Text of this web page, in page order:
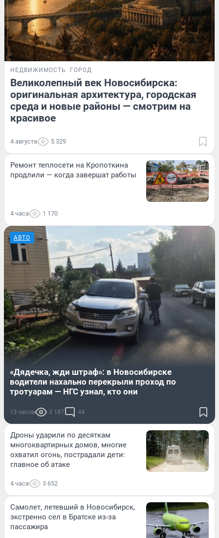
НЕДВИЖИМОСТЬ ГОРОД
Великолепный век Новосибирска:
оригинальная архитектура, городская
среда и новые районы — смотрим на
красивое
4 августа 5 329
Ремонт теплосети на Кропоткина
продлили — когда завершат работы
4 часа 1 170
АВТО
«Дядечка, жди штраф»: в Новосибирске
водители нахально перекрыли проход по
тротуарам — НГС узнал, кто они
13 часов 3 187 44
Дроны ударили по десяткам
многоквартирных домов, многие
охватил огонь, пострадали дети:
главное об атаке
4 часа 3 652
Самолет, летевший в Новосибирск,
экстренно сел в Братске из-за
пассажира